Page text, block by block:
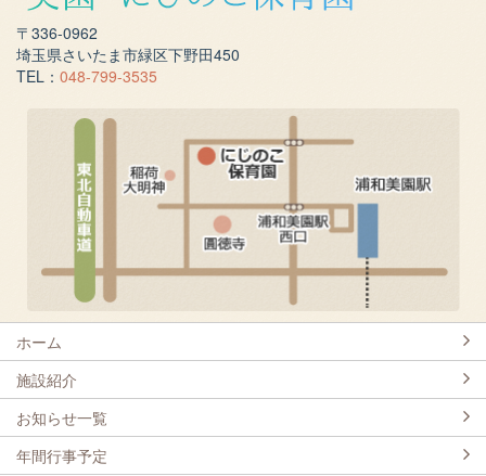
〒336-0962
埼玉県さいたま市緑区下野田450
TEL： 048-799-3535
ホーム
施設紹介
お知らせ一覧
年間行事予定